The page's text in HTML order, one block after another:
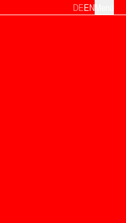
DEEN